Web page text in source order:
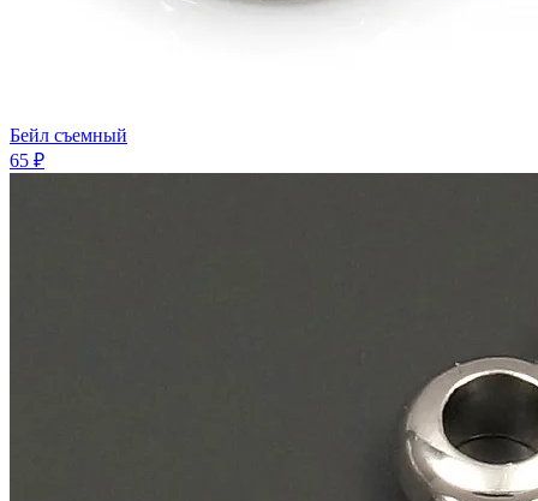
Бейл съемный
65 ₽